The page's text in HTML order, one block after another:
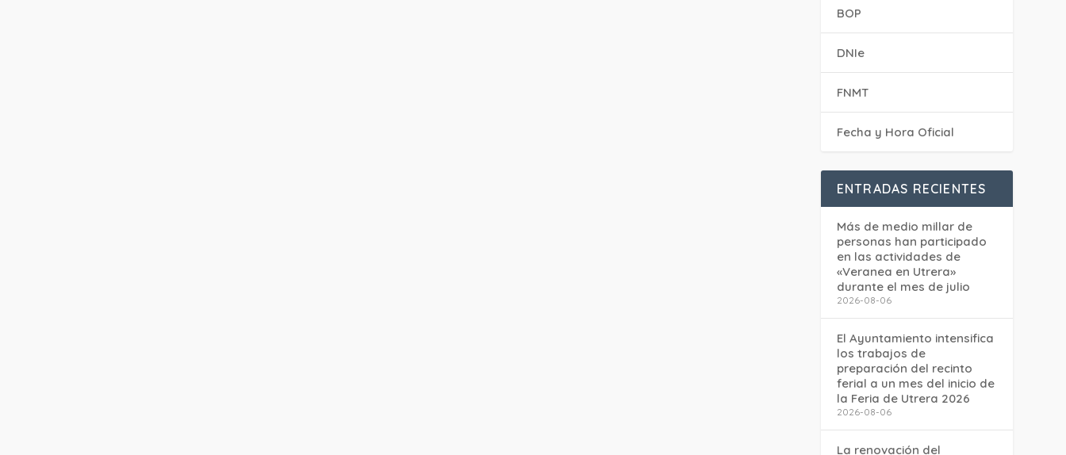
BOP
DNIe
FNMT
Fecha y Hora Oficial
ENTRADAS RECIENTES
Más de medio millar de
personas han participado
en las actividades de
«Veranea en Utrera»
durante el mes de julio
2026-08-06
El Ayuntamiento intensifica
los trabajos de
preparación del recinto
ferial a un mes del inicio de
la Feria de Utrera 2026
2026-08-06
La renovación del